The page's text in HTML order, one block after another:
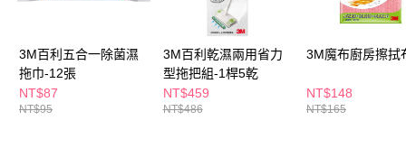
【注意事項】
１．透過由恩沛科技股份有限公司提供之「AFTEE先享後付」服務完成之交
易，需依本服務之必要範圍內提供個人資料，並將交易相關給付款項請求債
權轉讓予恩沛科技股份有限公司。
２．關於個人資料處理事宜，請瀏覽以下網址：
https://aftee.tw/terms/#terms3
３．未成年的使用者請事先徵得法定代理人或監護人之同意方可使用
每筆NT$65，滿NT$490(含以上)免運費
付款後7-11取貨
每筆NT$65，滿NT$490(含以上)免運費
宅配(本島)
3M百利五合一除菌濕
拖巾-12張
NT$87
NT$95
3M百利乾濕兩用省力
型拖把組-1桿5乾
NT$459
NT$486
3M魔布廚房擦拭
NT$148
NT$165